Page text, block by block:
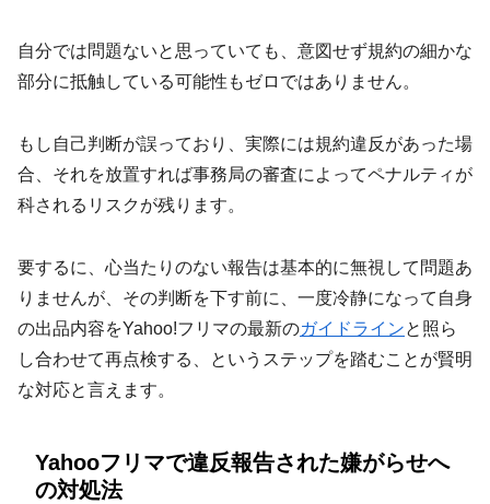
自分では問題ないと思っていても、意図せず規約の細かな
部分に抵触している可能性もゼロではありません。
もし自己判断が誤っており、実際には規約違反があった場
合、それを放置すれば事務局の審査によってペナルティが
科されるリスクが残ります。
要するに、心当たりのない報告は基本的に無視して問題あ
りませんが、その判断を下す前に、一度冷静になって自身
の出品内容をYahoo!フリマの最新のガイドラインと照ら
し合わせて再点検する、というステップを踏むことが賢明
な対応と言えます。
Yahooフリマで違反報告された嫌がらせへ
の対処法